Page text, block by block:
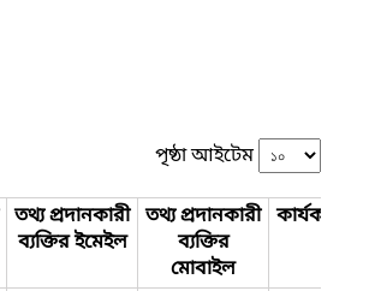
পৃষ্ঠা আইটেম
তথ্য প্রদানকারী
ব্যক্তির ইমেইল
তথ্য প্রদানকারী
ব্যক্তির
মোবাইল
কার্যকলাপ